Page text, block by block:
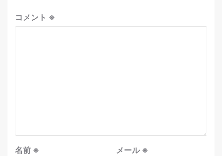
コメント ※
名前 ※ メール※